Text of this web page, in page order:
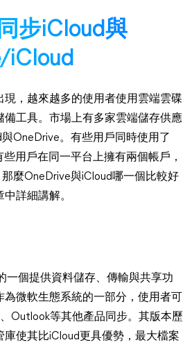
步iCloud與
iCloud
現，越來越多的使用者使用雲端雲碟
備工具。市場上有多家雲端儲存供應
OneDrive。有些用戶同時使用了
用戶在同一平台上擁有兩個帳戶，
麼OneDrive與iCloud哪一個比較好
詳細講解。
一個提供資料儲存、傳輸與共享功
微軟生態系統的一部分，使用者可
Outlook等其他產品同步。其版本歷
庫使其比iCloud更具優勢，最大檔案